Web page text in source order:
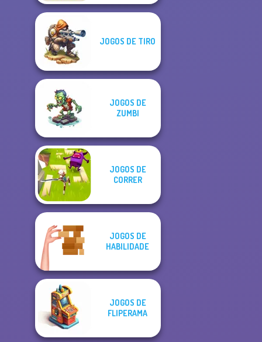
JOGOS DE TIRO
JOGOS DE
ZUMBI
JOGOS DE
CORRER
JOGOS DE
HABILIDADE
JOGOS DE
FLIPERAMA